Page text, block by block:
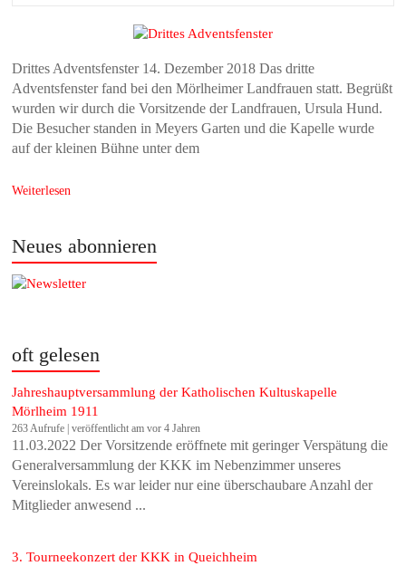
Drittes Adventsfenster 14. Dezember 2018 Das dritte
Adventsfenster fand bei den Mörlheimer Landfrauen statt. Begrüßt
wurden wir durch die Vorsitzende der Landfrauen, Ursula Hund.
Die Besucher standen in Meyers Garten und die Kapelle wurde
auf der kleinen Bühne unter dem
Weiterlesen
Neues abonnieren
oft gelesen
Jahreshauptversammlung der Katholischen Kultuskapelle
Mörlheim 1911
263 Aufrufe |veröffentlicht am vor 4 Jahren
11.03.2022 Der Vorsitzende eröffnete mit geringer Verspätung die
Generalversammlung der KKK im Nebenzimmer unseres
Vereinslokals. Es war leider nur eine überschaubare Anzahl der
Mitglieder anwesend ...
3. Tourneekonzert der KKK in Queichheim